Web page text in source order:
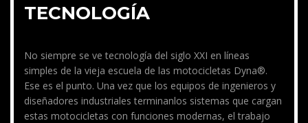
TECNOLOGÍA
No siempre se ve tecnología del siglo XXI en líneas
simples de la vieja escuela de las motocicletas Dyna®.
Ese es el punto. Una vez que los equipos de ingenieros y
diseñadores industriales terminanlos sistemas que cargan
estas motocicletas con funciones modernas, el trabajo